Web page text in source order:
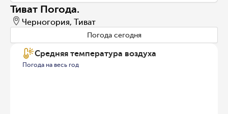
Тиват Погода.
Черногория, Тиват
Погода сегодня
Средняя температура воздуха
Погода на весь год